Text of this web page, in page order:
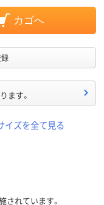
カゴへ
ます。
イズを全て見る
れています。